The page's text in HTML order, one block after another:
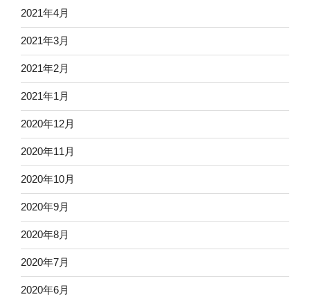
2021年4月
2021年3月
2021年2月
2021年1月
2020年12月
2020年11月
2020年10月
2020年9月
2020年8月
2020年7月
2020年6月